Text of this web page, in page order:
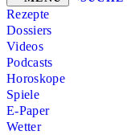
Rezepte
Dossiers
Videos
Podcasts
Horoskope
Spiele
E-Paper
Wetter